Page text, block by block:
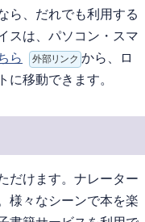
ら、だれでも利用する
スは、パソコン・スマ
ら 外部リンク から、ロ
に移動できます。
だけます。ナレーター
様々なシーンで本を楽